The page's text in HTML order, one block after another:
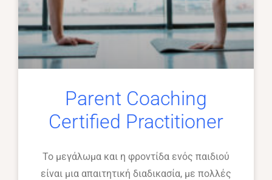
Parent Coaching
Certified Practitioner
Το μεγάλωμα και η φροντίδα ενός παιδιού
είναι μια απαιτητική διαδικασία, με πολλές